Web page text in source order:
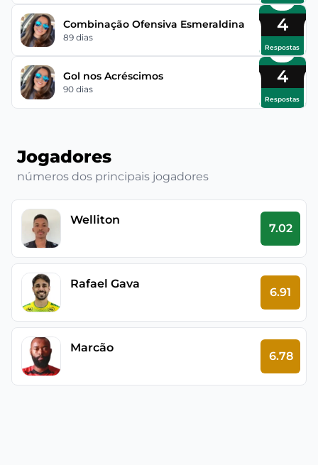
Combinação Ofensiva Esmeraldina
89 dias
4
Respostas
Gol nos Acréscimos
90 dias
4
Respostas
Jogadores
números dos principais jogadores
Welliton
7.02
Rafael Gava
6.91
Marcão
6.78